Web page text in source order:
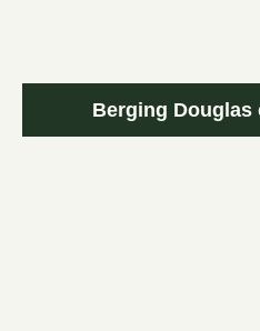
Berging Douglas